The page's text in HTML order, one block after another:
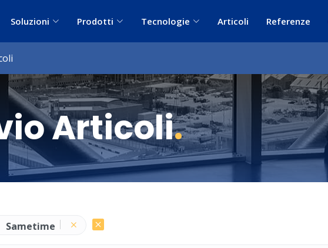
Soluzioni Prodotti Tecnologie Articoli Referenze
Articoli.
Sametime